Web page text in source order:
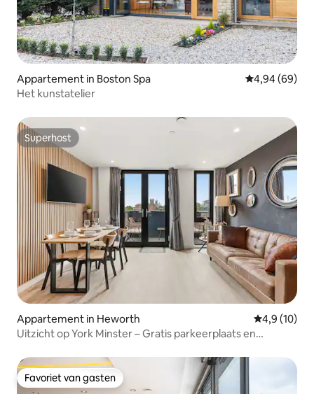
Appartement in Boston Spa Gemiddelde
4,94 (69)
Het kunstatelier
Superhost
Superhost
Appartement in Heworth
4,9 (10)
Uitzicht op York Minster – Gratis parkeerplaats en
Favoriet van gasten
Favoriet van gasten